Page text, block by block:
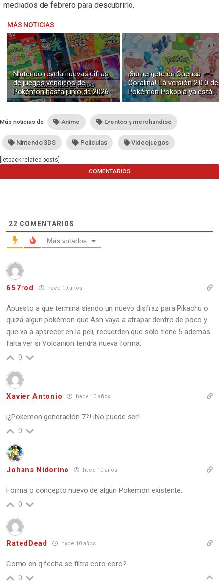
mediados de febrero para descubrirlo.
MÁS NOTICIAS
Nintendo revela nuevas cifras
de juegos vendidos de
Pokémon hasta junio de 2026
¡Sumergete en Cuenca
Coralina! La versión 2.0.0 de
Pokémon Pokopia ya está
disponible con buceo y
Más noticias de Anime Eventos y merchandise
Nintendo 3DS Películas Videojuegos
[jetpack-related-posts]
COMENTARIOS
22 COMENTARIOS
Más votados
657rod hace 10 años
Apuesto a que termina siendo un nuevo disfraz para Pikachu o
quizá algun pokémon que Ash vaya a atrapar dentro de poco y
que va a aparecer en la peli, recuerden que solo tiene 5 ademas
falta ver si Volcanion tendrá nueva forma.
0
Xavier Antonio hace 10 años
¡¿Pokemon generación 7?! ¡No puede ser!.
0
Johans Nidorino hace 10 años
Forma o concepto nuevo de algún Pokémon existente.
0
RatedDead hace 10 años
Como en q fecha se filtra coro coro?
0